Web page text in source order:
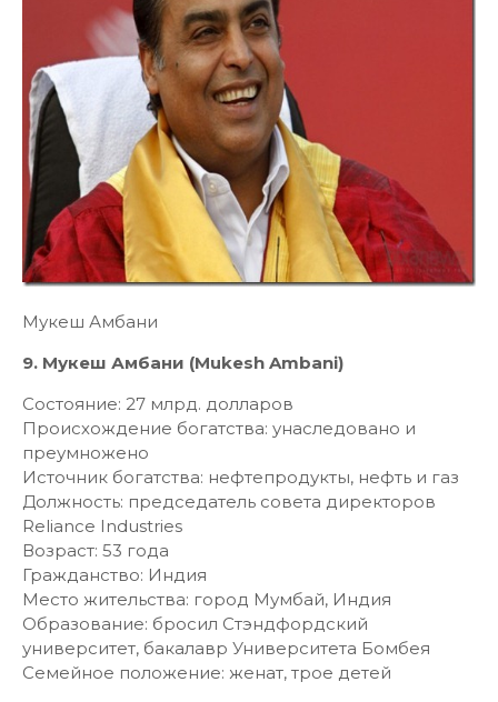
Мукеш Амбани
9. Мукеш Амбани (Mukesh Ambani)
Состояние: 27 млрд. долларов
Происхождение богатства: унаследовано и
преумножено
Источник богатства: нефтепродукты, нефть и газ
Должность: председатель совета директоров
Reliance Industries
Возраст: 53 года
Гражданство: Индия
Место жительства: город Мумбай, Индия
Образование: бросил Стэндфордский
университет, бакалавр Университета Бомбея
Семейное положение: женат, трое детей